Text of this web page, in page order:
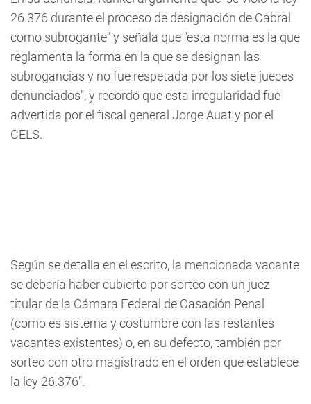
26.376 durante el proceso de designación de Cabral
como subrogante" y señala que "esta norma es la que
reglamenta la forma en la que se designan las
subrogancias y no fue respetada por los siete jueces
denunciados", y recordó que esta irregularidad fue
advertida por el fiscal general Jorge Auat y por el
CELS.
Según se detalla en el escrito, la mencionada vacante
se debería haber cubierto por sorteo con un juez
titular de la Cámara Federal de Casación Penal
(como es sistema y costumbre con las restantes
vacantes existentes) o, en su defecto, también por
sorteo con otro magistrado en el orden que establece
la ley 26.376".